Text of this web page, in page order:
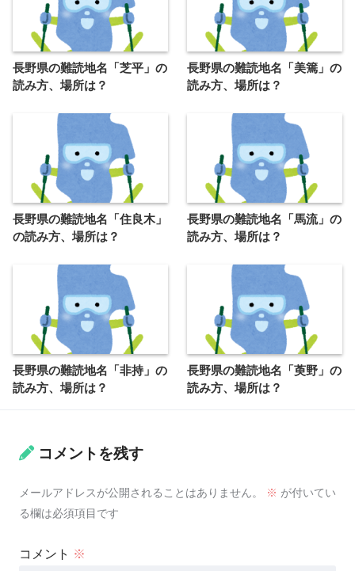
長野県の難読地名「芝平」の
読み方、場所は？
長野県の難読地名「美篶」の
読み方、場所は？
長野県の難読地名「住良木」
の読み方、場所は？
長野県の難読地名「馬流」の
読み方、場所は？
長野県の難読地名「非持」の
読み方、場所は？
長野県の難読地名「萸野」の
読み方、場所は？
コメントを残す
メールアドレスが公開されることはありません。 ※ が付いてい
る欄は必須項目です
コメント ※